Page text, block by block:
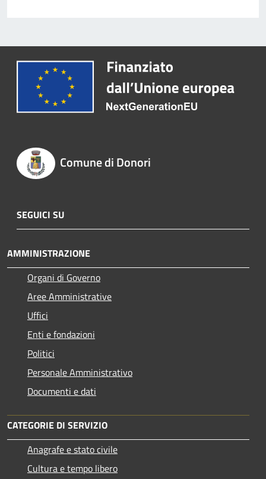
Comune di Donori
SEGUICI SU
AMMINISTRAZIONE
Organi di Governo
Aree Amministrative
Uffici
Enti e fondazioni
Politici
Personale Amministrativo
Documenti e dati
CATEGORIE DI SERVIZIO
Anagrafe e stato civile
Cultura e tempo libero